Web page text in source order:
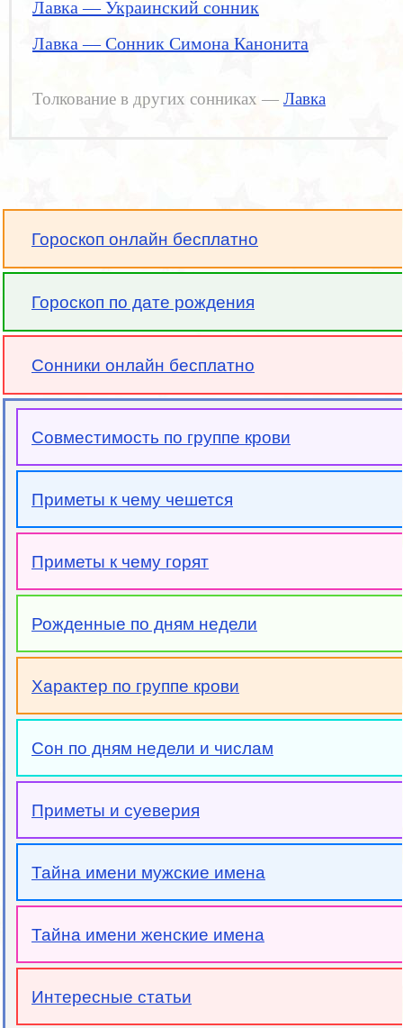
Лавка — Украинский сонник
Лавка — Сонник Симона Канонита
Толкование в других сонниках — Лавка
Гороскоп онлайн бесплатно
Гороскоп по дате рождения
Сонники онлайн бесплатно
Совместимость по группе крови
Приметы к чему чешется
Приметы к чему горят
Рожденные по дням недели
Характер по группе крови
Сон по дням недели и числам
Приметы и суеверия
Тайна имени мужские имена
Тайна имени женские имена
Интересные статьи